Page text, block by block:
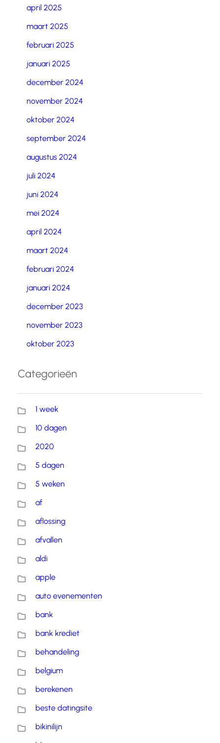
april 2025
maart 2025
februari 2025
januari 2025
december 2024
november 2024
oktober 2024
september 2024
augustus 2024
juli 2024
juni 2024
mei 2024
april 2024
maart 2024
februari 2024
januari 2024
december 2023
november 2023
oktober 2023
Categorieën
1 week
10 dagen
2020
5 dagen
5 weken
af
aflossing
afvallen
aldi
apple
auto evenementen
bank
bank krediet
behandeling
belgium
berekenen
beste datingsite
bikinilijn